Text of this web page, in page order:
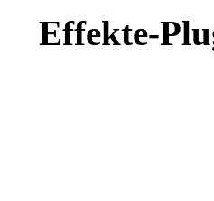
Effekte-